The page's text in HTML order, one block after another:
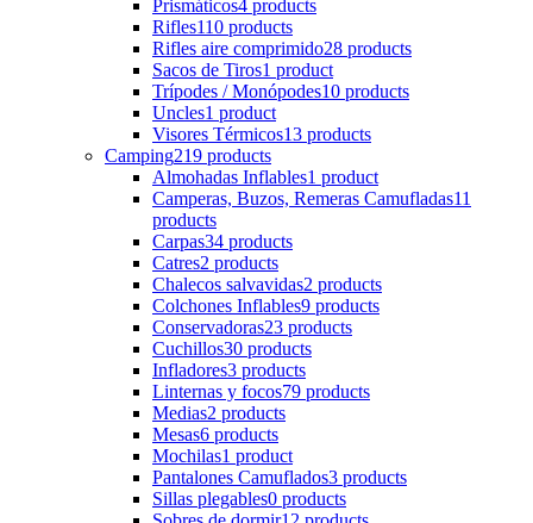
Prismáticos4 products
Rifles110 products
Rifles aire comprimido28 products
Sacos de Tiros1 product
Trípodes / Monópodes10 products
Uncles1 product
Visores Térmicos13 products
Camping219 products
Almohadas Inflables1 product
Camperas, Buzos, Remeras Camufladas11
products
Carpas34 products
Catres2 products
Chalecos salvavidas2 products
Colchones Inflables9 products
Conservadoras23 products
Cuchillos30 products
Infladores3 products
Linternas y focos79 products
Medias2 products
Mesas6 products
Mochilas1 product
Pantalones Camuflados3 products
Sillas plegables0 products